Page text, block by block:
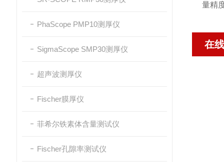
PhaScope PMP10测厚仪
SigmaScope SMP30测厚仪
超声波测厚仪
Fischer膜厚仪
菲希尔铁素体含量测试仪
Fischer孔隙率测试仪
量精
在